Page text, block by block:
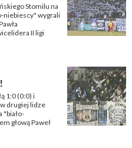
Stomilu na
niebiescy" wygrali
II ligi
1:0 (0:0) i
drugiej lidze
"biało-
głową Paweł